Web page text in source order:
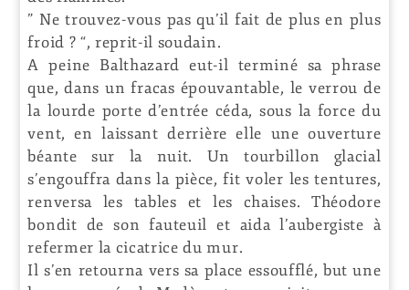
” Ne trouvez-vous pas qu’il fait de plus en plus
froid ? “, reprit-il soudain.
A peine Balthazard eut-il terminé sa phrase
que, dans un fracas épouvantable, le verrou de
la lourde porte d’entrée céda, sous la force du
vent, en laissant derrière elle une ouverture
béante sur la nuit. Un tourbillon glacial
s’engouffra dans la pièce, fit voler les tentures,
renversa les tables et les chaises. Théodore
bondit de son fauteuil et aida l’aubergiste à
refermer la cicatrice du mur.
Il s’en retourna vers sa place essoufflé, but une